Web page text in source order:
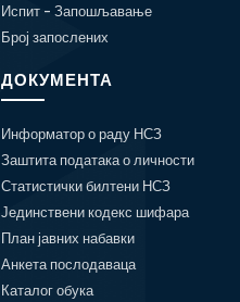
Испит - Запошљавање
Број запослених
ДОКУМЕНТА
Информатор о раду НСЗ
Заштита података о личности
Статистички билтени НСЗ
Јединствени кодекс шифара
План јавних набавки
Анкета послодаваца
Каталог обука